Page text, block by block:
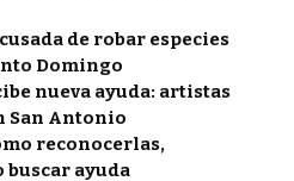
de robar especies
Domingo
nueva ayuda: artistas
San Antonio
reconocerlas,
ayuda